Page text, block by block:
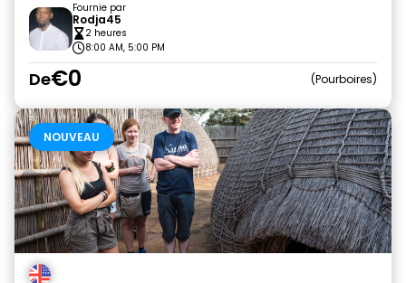
Fournie par
Rodja45
2 heures
8:00 AM, 5:00 PM
De€0 Pourboires
NOUVEAU